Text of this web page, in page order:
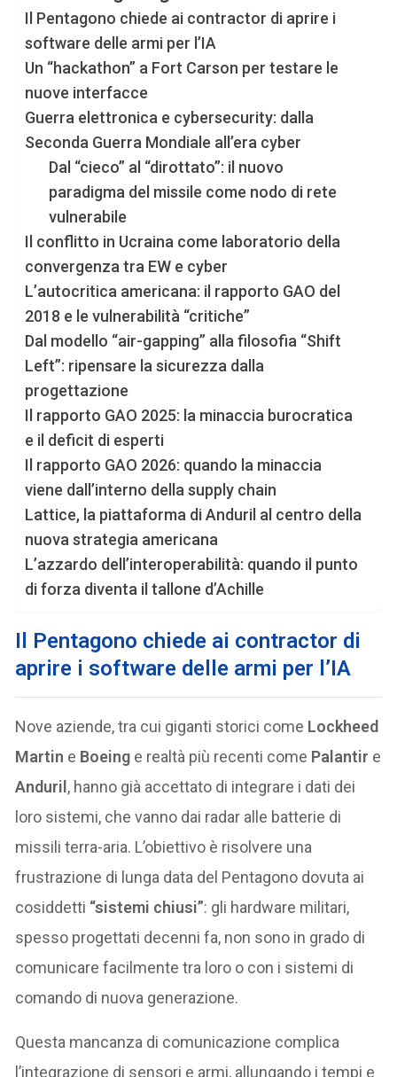
Il Pentagono chiede ai contractor di aprire i
software delle armi per l’IA
Un “hackathon” a Fort Carson per testare le
nuove interfacce
Guerra elettronica e cybersecurity: dalla
Seconda Guerra Mondiale all’era cyber
Dal “cieco” al “dirottato”: il nuovo
paradigma del missile come nodo di rete
vulnerabile
Il conflitto in Ucraina come laboratorio della
convergenza tra EW e cyber
L’autocritica americana: il rapporto GAO del
2018 e le vulnerabilità “critiche”
Dal modello “air-gapping” alla filosofia “Shift
Left”: ripensare la sicurezza dalla
progettazione
Il rapporto GAO 2025: la minaccia burocratica
e il deficit di esperti
Il rapporto GAO 2026: quando la minaccia
viene dall’interno della supply chain
Lattice, la piattaforma di Anduril al centro della
nuova strategia americana
L’azzardo dell’interoperabilità: quando il punto
di forza diventa il tallone d’Achille
Il Pentagono chiede ai contractor di
aprire i software delle armi per l’IA
Nove aziende, tra cui giganti storici come Lockheed
Martin e Boeing e realtà più recenti come Palantir e
Anduril, hanno già accettato di integrare i dati dei
loro sistemi, che vanno dai radar alle batterie di
missili terra-aria. L’obiettivo è risolvere una
frustrazione di lunga data del Pentagono dovuta ai
cosiddetti “sistemi chiusi”: gli hardware militari,
spesso progettati decenni fa, non sono in grado di
comunicare facilmente tra loro o con i sistemi di
comando di nuova generazione.
Questa mancanza di comunicazione complica
l’integrazione di sensori e armi, allungando i tempi e